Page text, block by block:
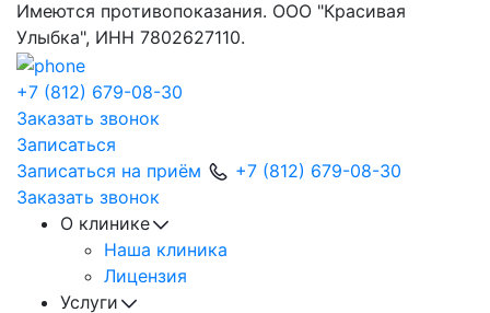
Имеются противопоказания. ООО "Красивая
Улыбка", ИНН 7802627110.
+7 (812) 679-08-30
Заказать звонок
Записаться
Записаться на приём
+7 (812) 679-08-30
Заказать звонок
О клинике
Наша клиника
Лицензия
Услуги